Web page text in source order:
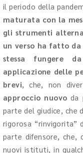
il periodo della
maturata con la
gli strumenti
un verso ha fatto
stessa fungere
applicazione delle
brevi , che, non
approccio nuovo da
parte del giudice, che
rigorosa “rinvigorita”
parte difensore, che,
nuovi istituti, in